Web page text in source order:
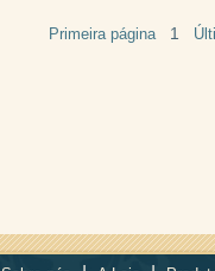
Primeira página 1